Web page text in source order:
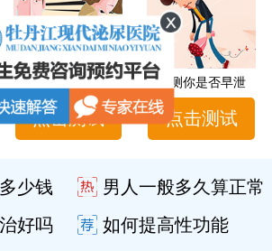
男性性功能障碍自测
点击测试
测测你是否早泄
点击测试
少钱
男人一般多久算正常
好吗
如何提高性功能